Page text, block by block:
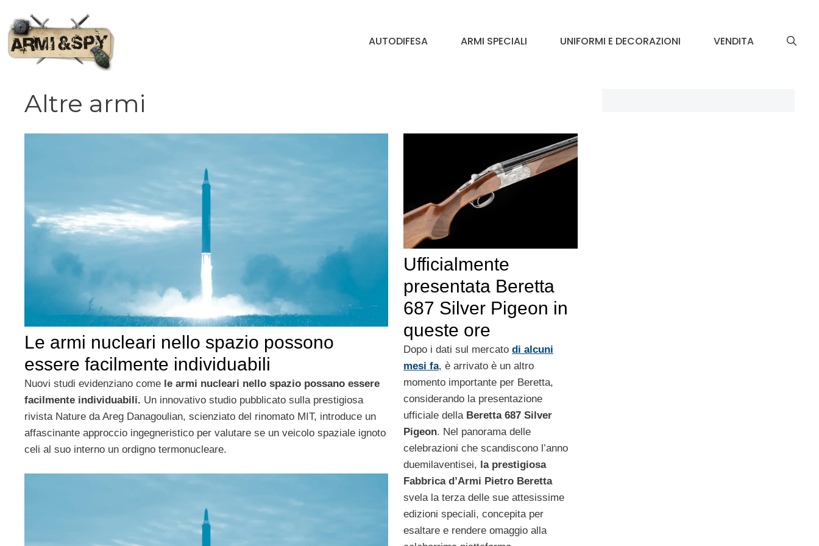
contenuto
AUTODIFESA ARMI SPECIALI UNIFORMI E DECORAZIONI VENDITA
Altre armi
Le armi nucleari nello spazio possono
essere facilmente individuabili
Nuovi studi evidenziano come le armi nucleari nello spazio possano essere
facilmente individuabili. Un innovativo studio pubblicato sulla prestigiosa
rivista Nature da Areg Danagoulian, scienziato del rinomato MIT, introduce un
affascinante approccio ingegneristico per valutare se un veicolo spaziale ignoto
celi al suo interno un ordigno termonucleare.
Ufficialmente
presentata Beretta
687 Silver Pigeon in
queste ore
Dopo i dati sul mercato di alcuni
mesi fa, è arrivato è un altro
momento importante per Beretta,
considerando la presentazione
ufficiale della Beretta 687 Silver
Pigeon. Nel panorama delle
celebrazioni che scandiscono l’anno
duemilaventisei, la prestigiosa
Fabbrica d’Armi Pietro Beretta
svela la terza delle sue attesissime
edizioni speciali, concepita per
esaltare e rendere omaggio alla